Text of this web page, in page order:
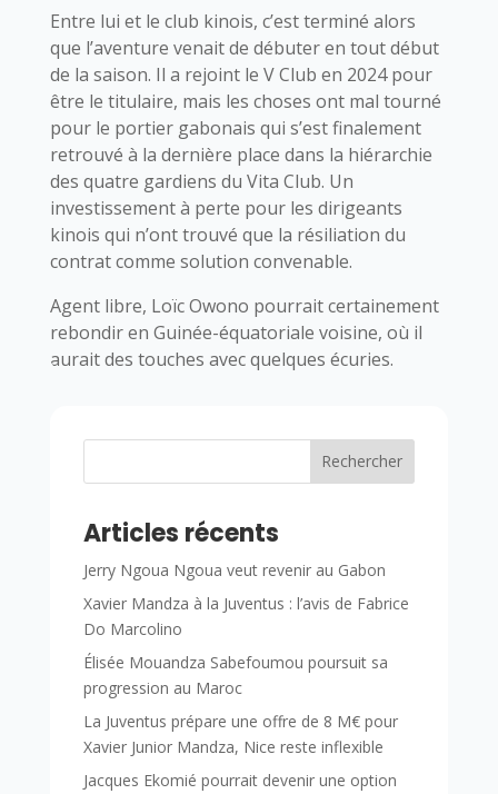
Entre lui et le club kinois, c’est terminé alors
que l’aventure venait de débuter en tout début
de la saison. Il a rejoint le V Club en 2024 pour
être le titulaire, mais les choses ont mal tourné
pour le portier gabonais qui s’est finalement
retrouvé à la dernière place dans la hiérarchie
des quatre gardiens du Vita Club. Un
investissement à perte pour les dirigeants
kinois qui n’ont trouvé que la résiliation du
contrat comme solution convenable.
Agent libre, Loïc Owono pourrait certainement
rebondir en Guinée-équatoriale voisine, où il
aurait des touches avec quelques écuries.
Rechercher
Articles récents
Jerry Ngoua Ngoua veut revenir au Gabon
Xavier Mandza à la Juventus : l’avis de Fabrice
Do Marcolino
Élisée Mouandza Sabefoumou poursuit sa
progression au Maroc
La Juventus prépare une offre de 8 M€ pour
Xavier Junior Mandza, Nice reste inflexible
Jacques Ekomié pourrait devenir une option